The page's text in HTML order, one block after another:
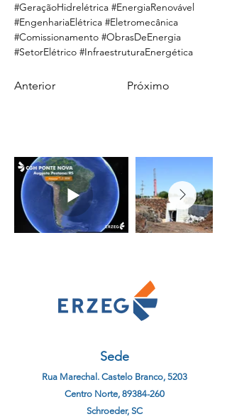
#GeraçãoHidrelétrica #EnergiaRenovável
#EngenhariaElétrica #Eletromecânica
#Comissionamento #ObrasDeEnergia
#SetorElétrico #InfraestruturaEnergética
Anterior Próximo
Sede
Rua Marechal. Castelo Branco, 5203
Centro Norte, 89384-260
Schroeder, SC